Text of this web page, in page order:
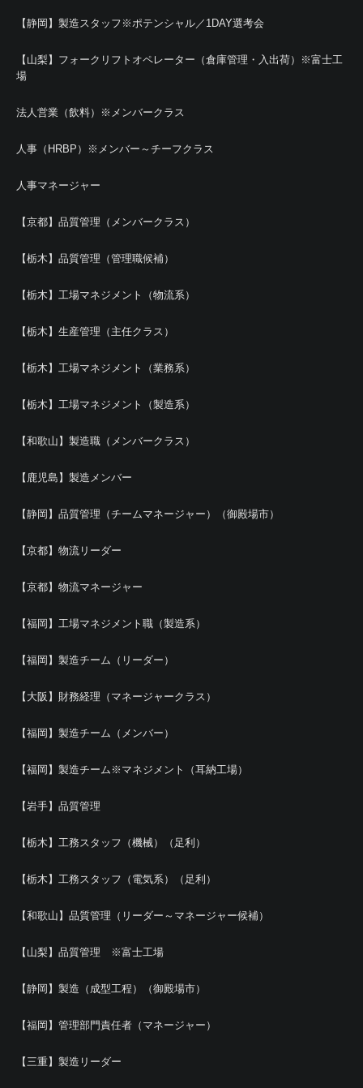
【静岡】製造スタッフ※ポテンシャル／1DAY選考会
【山梨】フォークリフトオペレーター（倉庫管理・入出荷）※富士工
場
法人営業（飲料）※メンバークラス
人事（HRBP）※メンバー～チーフクラス
人事マネージャー
【京都】品質管理（メンバークラス）
【栃木】品質管理（管理職候補）
【栃木】工場マネジメント（物流系）
【栃木】生産管理（主任クラス）
【栃木】工場マネジメント（業務系）
【栃木】工場マネジメント（製造系）
【和歌山】製造職（メンバークラス）
【鹿児島】製造メンバー
【静岡】品質管理（チームマネージャー）（御殿場市）
【京都】物流リーダー
【京都】物流マネージャー
【福岡】工場マネジメント職（製造系）
【福岡】製造チーム（リーダー）
【大阪】財務経理（マネージャークラス）
【福岡】製造チーム（メンバー）
【福岡】製造チーム※マネジメント（耳納工場）
【岩手】品質管理
【栃木】工務スタッフ（機械）（足利）
【栃木】工務スタッフ（電気系）（足利）
【和歌山】品質管理（リーダー～マネージャー候補）
【山梨】品質管理 ※富士工場
【静岡】製造（成型工程）（御殿場市）
【福岡】管理部門責任者（マネージャー）
【三重】製造リーダー